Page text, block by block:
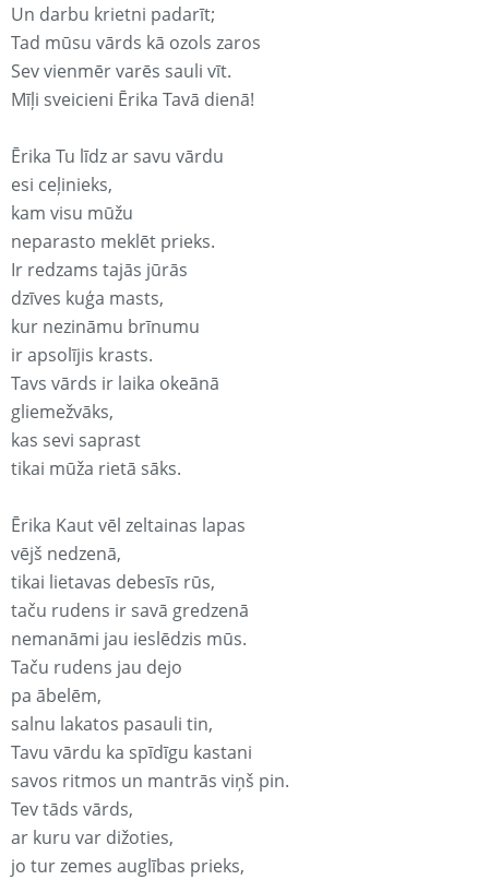
Un darbu krietni padarīt;
Tad mūsu vārds kā ozols zaros
Sev vienmēr varēs sauli vīt.
Mīļi sveicieni Ērika Tavā dienā!
Ērika Tu līdz ar savu vārdu
esi ceļinieks,
kam visu mūžu
neparasto meklēt prieks.
Ir redzams tajās jūrās
dzīves kuģa masts,
kur nezināmu brīnumu
ir apsolījis krasts.
Tavs vārds ir laika okeānā
gliemežvāks,
kas sevi saprast
tikai mūža rietā sāks.
Ērika Kaut vēl zeltainas lapas
vējš nedzenā,
tikai lietavas debesīs rūs,
taču rudens ir savā gredzenā
nemanāmi jau ieslēdzis mūs.
Taču rudens jau dejo
pa ābelēm,
salnu lakatos pasauli tin,
Tavu vārdu ka spīdīgu kastani
savos ritmos un mantrās viņš pin.
Tev tāds vārds,
ar kuru var dižoties,
jo tur zemes auglības prieks,